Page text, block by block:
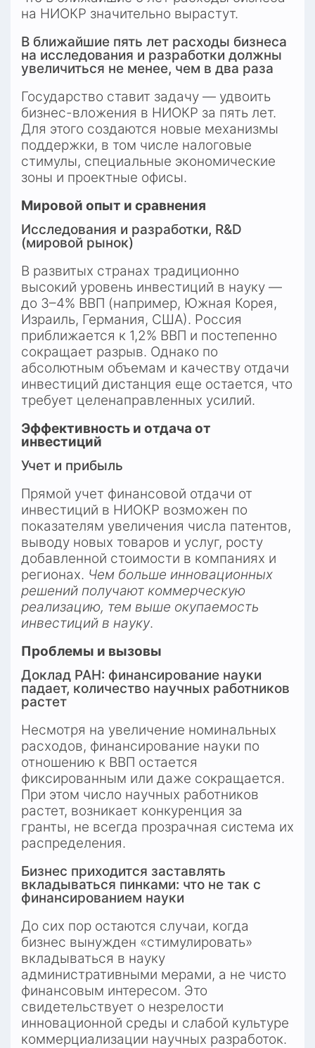
на НИОКР значительно вырастут.
В ближайшие пять лет расходы бизнеса
на исследования и разработки должны
увеличиться не менее, чем в два раза
Государство ставит задачу — удвоить
бизнес-вложения в НИОКР за пять лет.
Для этого создаются новые механизмы
поддержки, в том числе налоговые
стимулы, специальные экономические
зоны и проектные офисы.
Мировой опыт и сравнения
Исследования и разработки, R&D
(мировой рынок)
В развитых странах традиционно
высокий уровень инвестиций в науку —
до 3–4% ВВП (например, Южная Корея,
Израиль, Германия, США). Россия
приближается к 1,2% ВВП и постепенно
сокращает разрыв. Однако по
абсолютным объемам и качеству отдачи
инвестиций дистанция еще остается, что
требует целенаправленных усилий.
Эффективность и отдача от
инвестиций
Учет и прибыль
Прямой учет финансовой отдачи от
инвестиций в НИОКР возможен по
показателям увеличения числа патентов,
выводу новых товаров и услуг, росту
добавленной стоимости в компаниях и
регионах. Чем больше инновационных
решений получают коммерческую
реализацию, тем выше окупаемость
инвестиций в науку.
Проблемы и вызовы
Доклад РАН: финансирование науки
падает, количество научных работников
растет
Несмотря на увеличение номинальных
расходов, финансирование науки по
отношению к ВВП остается
фиксированным или даже сокращается.
При этом число научных работников
растет, возникает конкуренция за
гранты, не всегда прозрачная система их
распределения.
Бизнес приходится заставлять
вкладываться пинками: что не так с
финансированием науки
До сих пор остаются случаи, когда
бизнес вынужден «стимулировать»
вкладываться в науку
административными мерами, а не чисто
финансовым интересом. Это
свидетельствует о незрелости
инновационной среды и слабой культуре
коммерциализации научных разработок.